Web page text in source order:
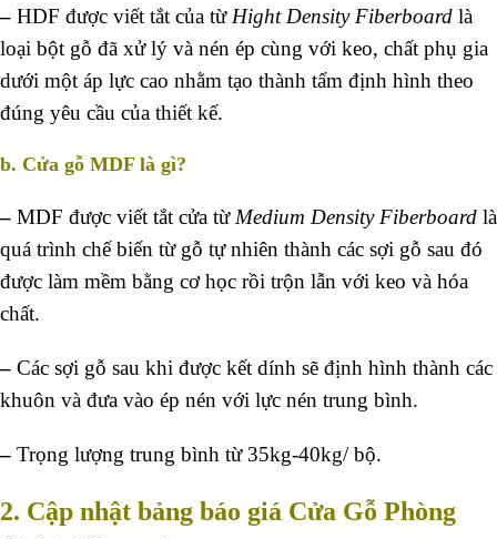
– HDF được viết tắt của từ Hight Density Fiberboard là
loại bột gỗ đã xử lý và nén ép cùng với keo, chất phụ gia
dưới một áp lực cao nhằm tạo thành tấm định hình theo
đúng yêu cầu của thiết kế.
b. Cửa gỗ MDF là gì?
– MDF được viết tắt cửa từ Medium Density Fiberboard là
quá trình chế biến từ gỗ tự nhiên thành các sợi gỗ sau đó
được làm mềm bằng cơ học rồi trộn lẫn với keo và hóa
chất.
– Các sợi gỗ sau khi được kết dính sẽ định hình thành các
khuôn và đưa vào ép nén với lực nén trung bình.
– Trọng lượng trung bình từ 35kg-40kg/ bộ.
2. Cập nhật bảng báo giá Cửa Gỗ Phòng